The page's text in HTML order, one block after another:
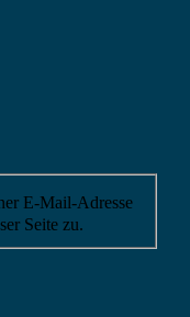
E-Mail-Adresse
Seite zu.